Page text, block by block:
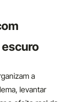
a
levantar